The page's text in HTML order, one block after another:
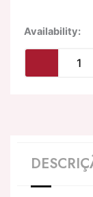
Availability:
LIVCO
+